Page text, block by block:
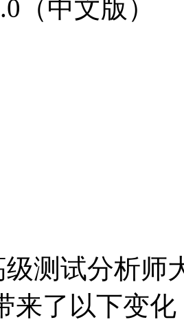
（中文版）
测试分析师
来了以下变化